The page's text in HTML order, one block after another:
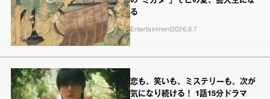
る
Entertainment2026.8.7
恋も、笑いも、ミステリーも。次が
気になり続ける！ 1話15分ドラマ